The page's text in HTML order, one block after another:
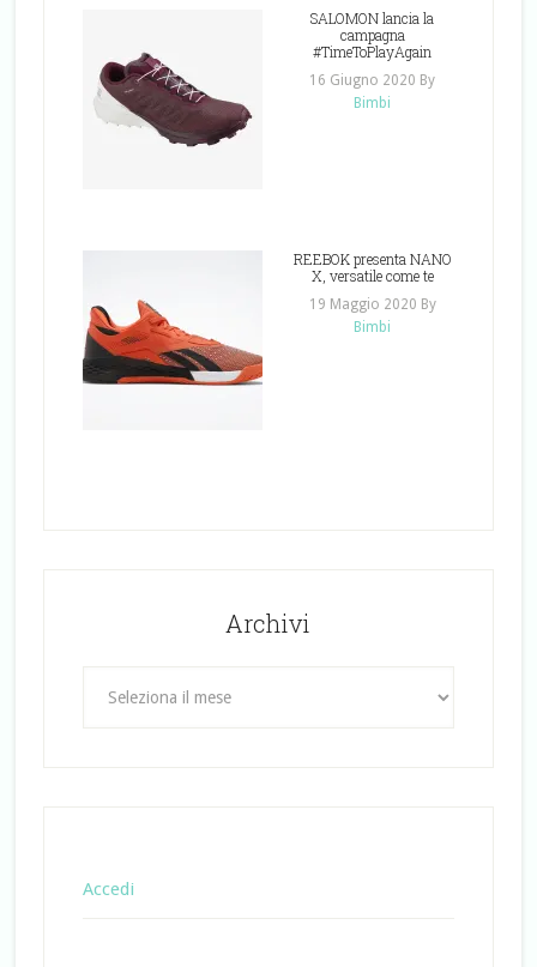
SALOMON lancia la
campagna
#TimeToPlayAgain
16 Giugno 2020 By
Bimbi
REEBOK presenta NANO
X, versatile come te
19 Maggio 2020 By
Bimbi
Archivi
Accedi